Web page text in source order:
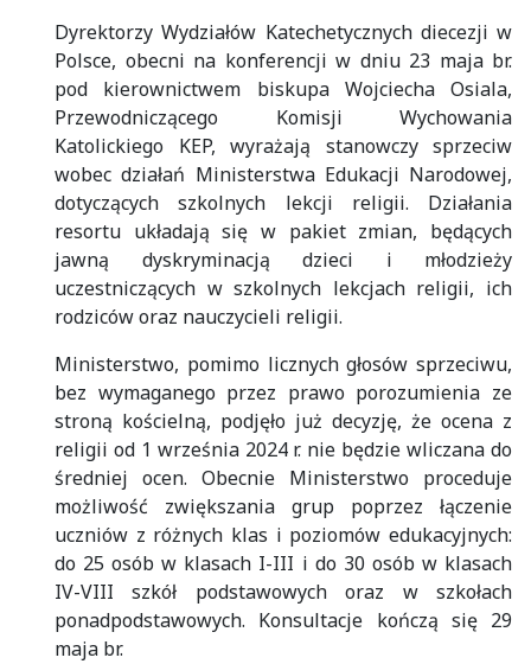
Dyrektorzy Wydziałów Katechetycznych diecezji w
Polsce, obecni na konferencji w dniu 23 maja br.
pod kierownictwem biskupa Wojciecha Osiala,
Przewodniczącego Komisji Wychowania
Katolickiego KEP, wyrażają stanowczy sprzeciw
wobec działań Ministerstwa Edukacji Narodowej,
dotyczących szkolnych lekcji religii. Działania
resortu układają się w pakiet zmian, będących
jawną dyskryminacją dzieci i młodzieży
uczestniczących w szkolnych lekcjach religii, ich
rodziców oraz nauczycieli religii.
Ministerstwo, pomimo licznych głosów sprzeciwu,
bez wymaganego przez prawo porozumienia ze
stroną kościelną, podjęło już decyzję, że ocena z
religii od 1 września 2024 r. nie będzie wliczana do
średniej ocen. Obecnie Ministerstwo proceduje
możliwość zwiększania grup poprzez łączenie
uczniów z różnych klas i poziomów edukacyjnych:
do 25 osób w klasach I-III i do 30 osób w klasach
IV-VIII szkół podstawowych oraz w szkołach
ponadpodstawowych. Konsultacje kończą się 29
maja br.